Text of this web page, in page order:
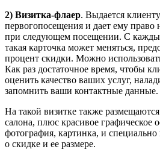
2) Визитка-флаер. Выдается
первогопосещения и дает ему
при следующем посещении. С
такая карточка может меняться,
процент скидки. Можно
Как раз достаточное время, чтобы
оценить качество ваших услуг,
запомнить ваши контактные данные.
На такой визитке также
салона, плюс красивое графическое
фотография, картинка, и
о скидке и ее размере.